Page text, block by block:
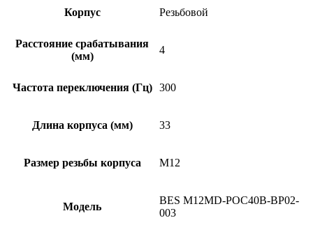
Корпус Резьбовой
Расстояние срабатывания
(мм)
4
Частота переключения (Гц) 300
Длина корпуса (мм) 33
Размер резьбы корпуса M12
Модель
BES M12MD-POC40B-BP02-
003